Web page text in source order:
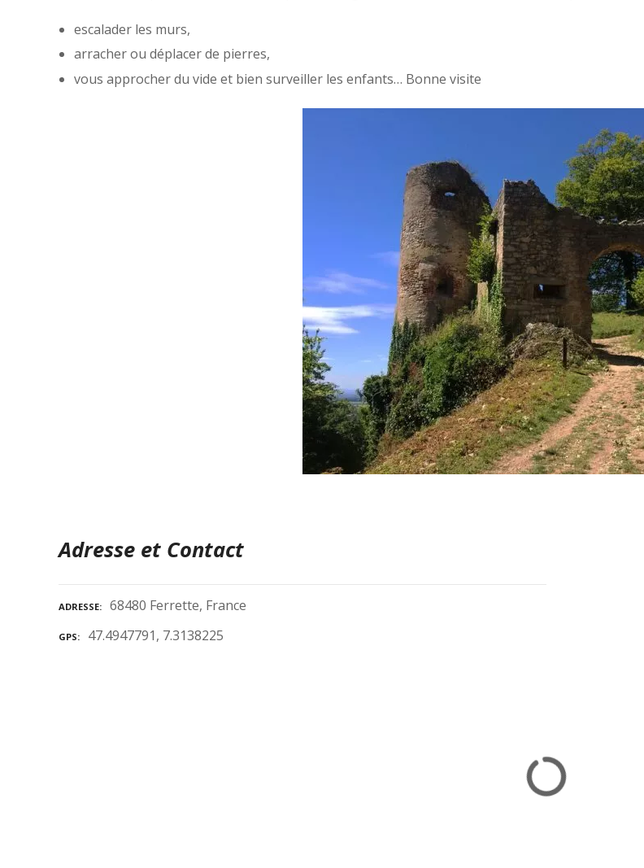
escalader les murs,
arracher ou déplacer de pierres,
vous approcher du vide et bien surveiller les enfants… Bonne visite
Adresse et Contact
ADRESSE 68480 Ferrette, France
GPS 47.4947791, 7.3138225